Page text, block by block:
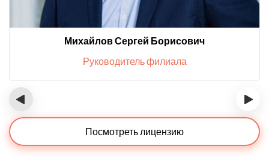
Михайлов Сергей Борисович
Руководитель филиала
‹ ›
Посмотреть лицензию